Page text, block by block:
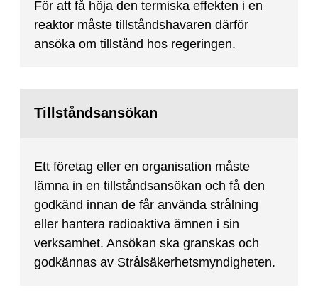
För att få höja den termiska effekten i en
reaktor måste tillståndshavaren därför
ansöka om tillstånd hos regeringen.
Tillståndsansökan
Ett företag eller en organisation måste
lämna in en tillståndsansökan och få den
godkänd innan de får använda strålning
eller hantera radioaktiva ämnen i sin
verksamhet. Ansökan ska granskas och
godkännas av Strålsäkerhetsmyndigheten.